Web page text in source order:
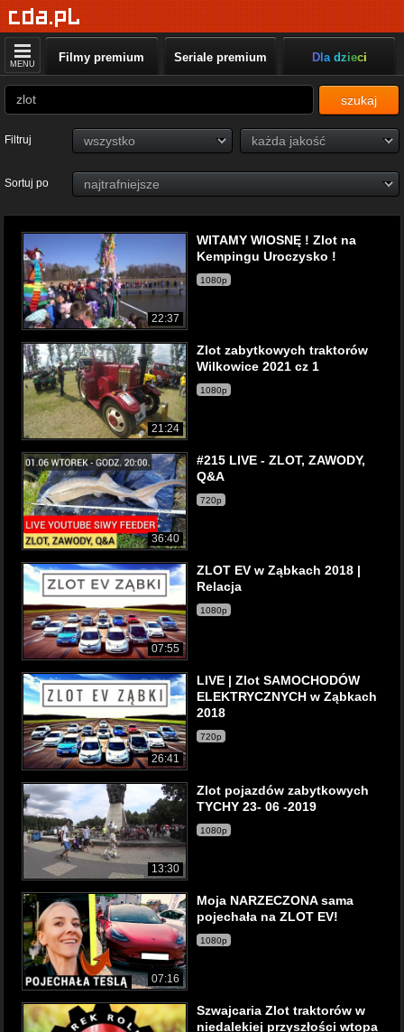
MENU Filmy premium Seriale premium Dla dzieci
szukaj
Filtruj
Sortuj po
22:37
WITAMY WIOSNĘ ! Zlot na
Kempingu Uroczysko !
1080p
21:24
Zlot zabytkowych traktorów
Wilkowice 2021 cz 1
1080p
36:40
#215 LIVE - ZLOT, ZAWODY,
Q&A
720p
07:55
ZLOT EV w Ząbkach 2018 |
Relacja
1080p
26:41
LIVE | Zlot SAMOCHODÓW
ELEKTRYCZNYCH w Ząbkach
2018
720p
13:30
Zlot pojazdów zabytkowych
TYCHY 23- 06 -2019
1080p
07:16
Moja NARZECZONA sama
pojechała na ZLOT EV!
1080p
Szwajcaria Zlot traktorów w
niedalekiej przyszłości wtopa